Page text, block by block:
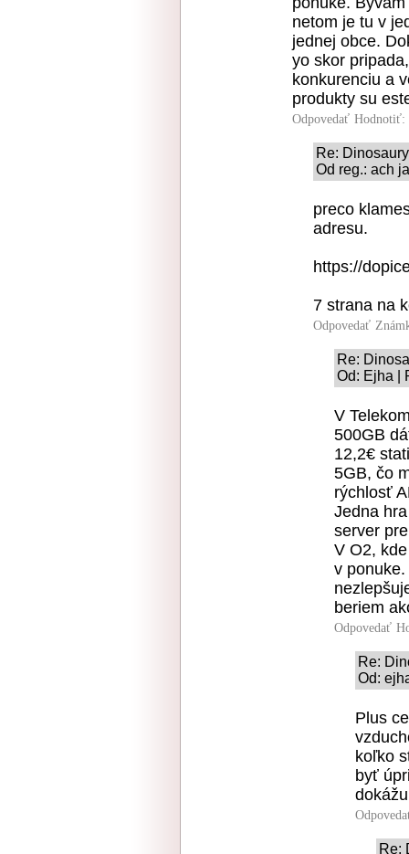
netom je tu v
jednej obce.
yo skor
konkurenciu a
produkty su
Odpovedať Hodnotiť:
Re: Dinosaury
Od reg.: ach
preco
adresu.
https://
7 strana na
Odpovedať
Re:
Od: Ejha |
V
500GB
12,2€
5GB, čo
rýchlosť
Jedna
server
V O2,
v
beriem
Odpovedať
Re:
Od:
Plus
koľko
byť
Re: